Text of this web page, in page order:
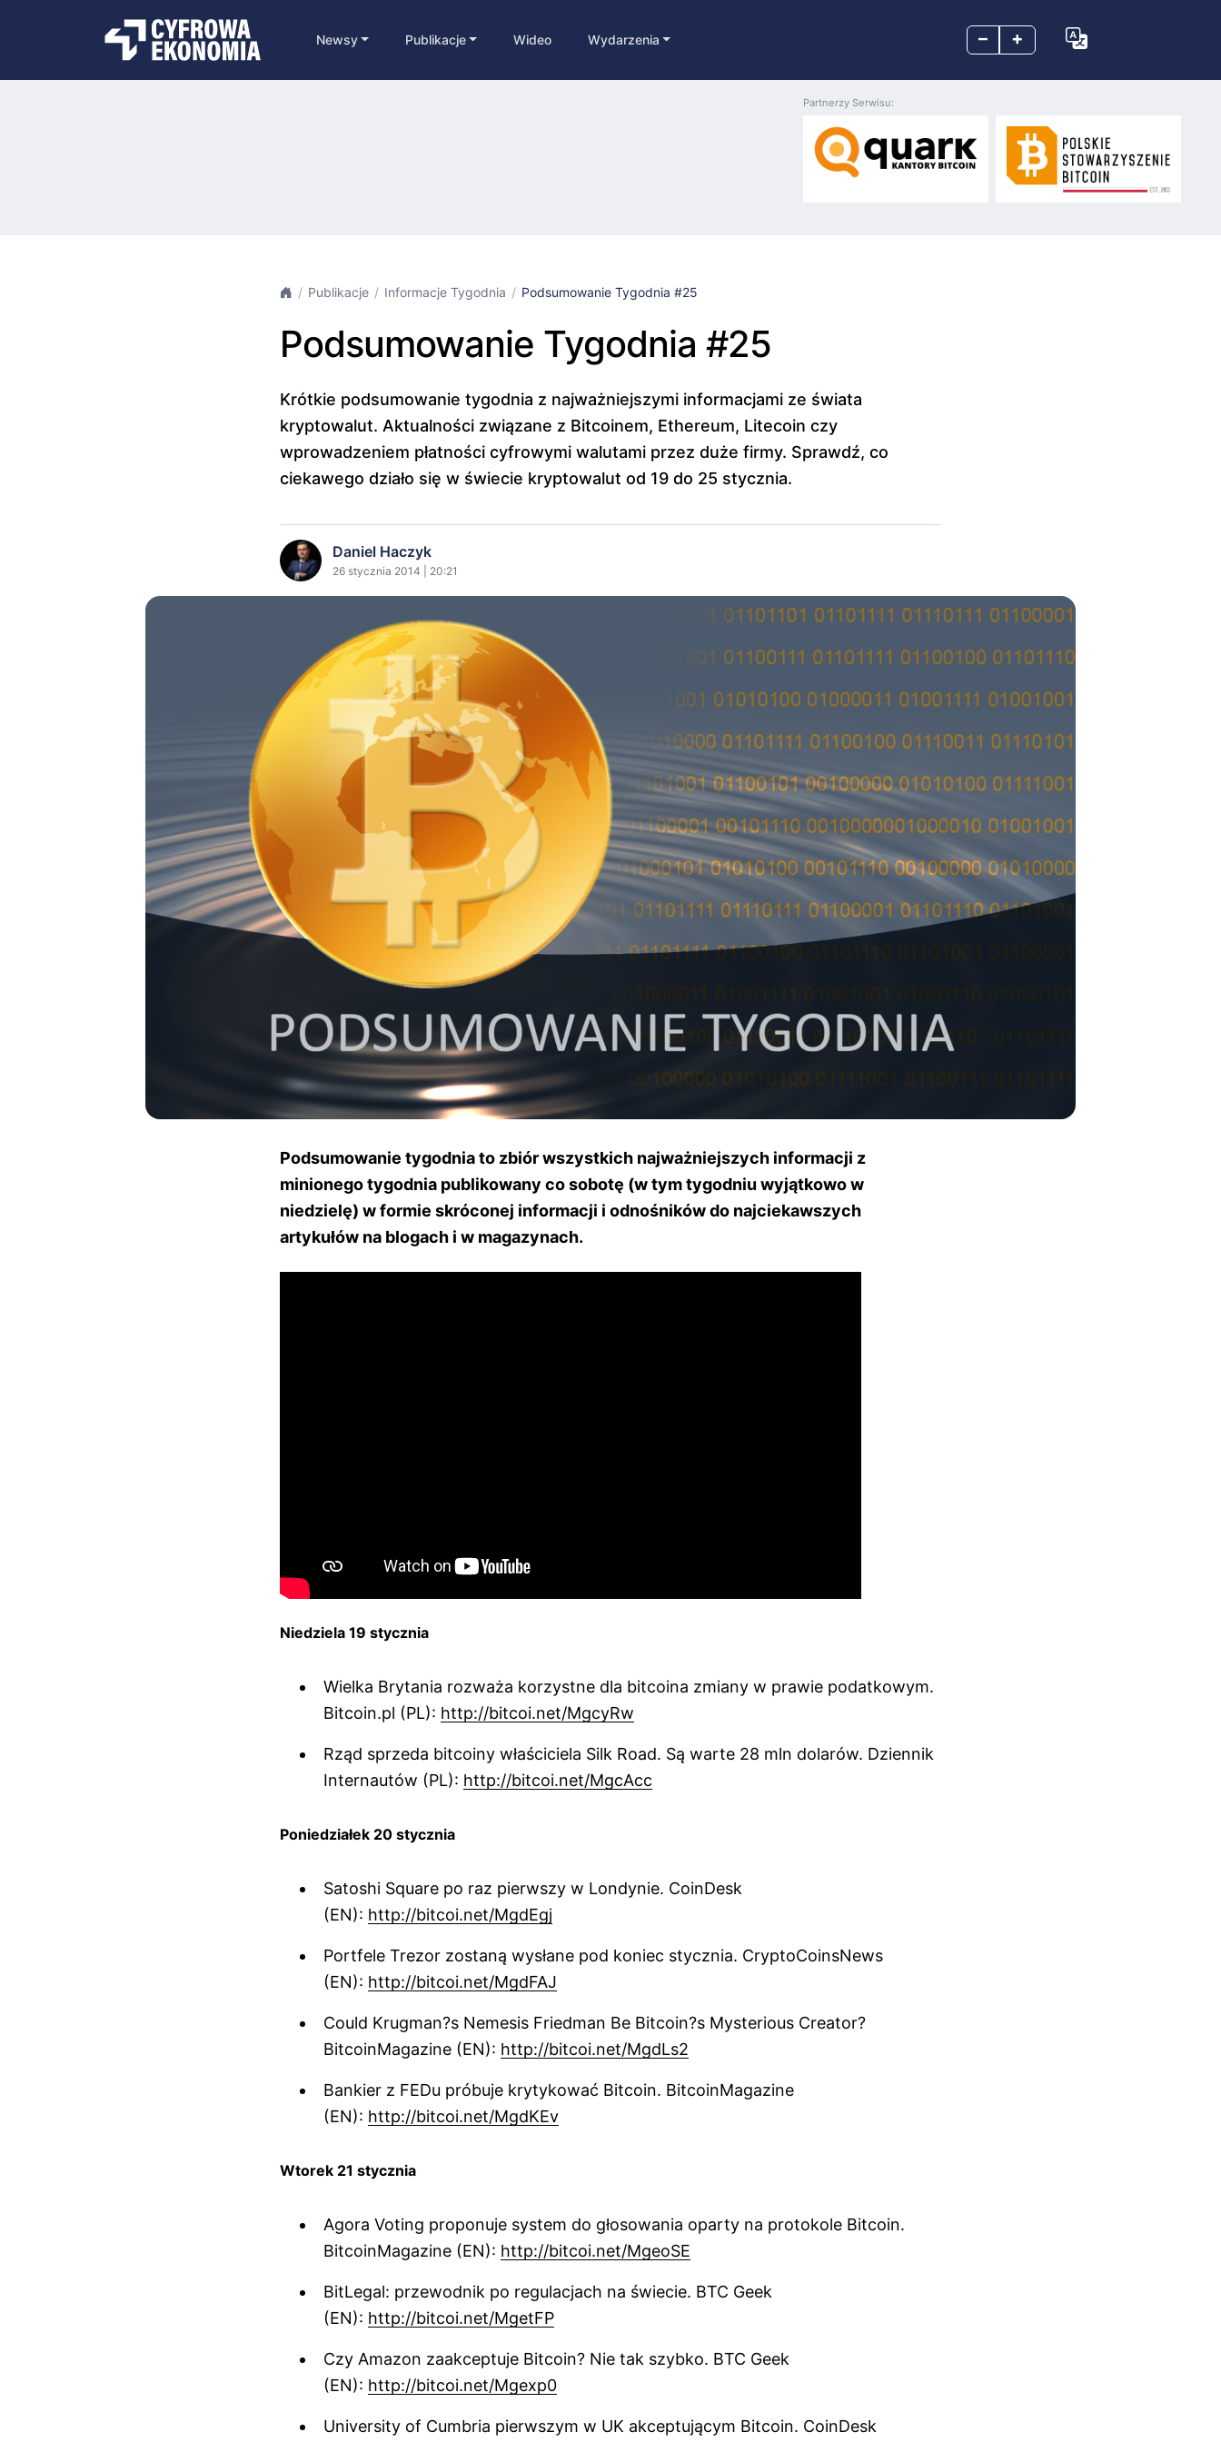
– +
Newsy Publikacje Wideo Wydarzenia
Partnerzy Serwisu:
Publikacje Informacje Tygodnia Podsumowanie Tygodnia #25
Podsumowanie Tygodnia #25
Krótkie podsumowanie tygodnia z najważniejszymi informacjami ze świata
kryptowalut. Aktualności związane z Bitcoinem, Ethereum, Litecoin czy
wprowadzeniem płatności cyfrowymi walutami przez duże firmy. Sprawdź, co
ciekawego działo się w świecie kryptowalut od 19 do 25 stycznia.
Daniel Haczyk
26 stycznia 2014 | 20:21
Podsumowanie tygodnia to zbiór wszystkich najważniejszych informacji z
minionego tygodnia publikowany co sobotę (w tym tygodniu wyjątkowo w
niedzielę) w formie skróconej informacji i odnośników do najciekawszych
artykułów na blogach i w magazynach.
Niedziela 19 stycznia
Wielka Brytania rozważa korzystne dla bitcoina zmiany w prawie podatkowym.
Bitcoin.pl (PL): http://bitcoi.net/MgcyRw
Rząd sprzeda bitcoiny właściciela Silk Road. Są warte 28 mln dolarów. Dziennik
Internautów (PL): http://bitcoi.net/MgcAcc
Poniedziałek 20 stycznia
Satoshi Square po raz pierwszy w Londynie. CoinDesk
(EN): http://bitcoi.net/MgdEgj
Portfele Trezor zostaną wysłane pod koniec stycznia. CryptoCoinsNews
(EN): http://bitcoi.net/MgdFAJ
Could Krugman?s Nemesis Friedman Be Bitcoin?s Mysterious Creator?
BitcoinMagazine (EN): http://bitcoi.net/MgdLs2
Bankier z FEDu próbuje krytykować Bitcoin. BitcoinMagazine
(EN): http://bitcoi.net/MgdKEv
Wtorek 21 stycznia
Agora Voting proponuje system do głosowania oparty na protokole Bitcoin.
BitcoinMagazine (EN): http://bitcoi.net/MgeoSE
BitLegal: przewodnik po regulacjach na świecie. BTC Geek
(EN): http://bitcoi.net/MgetFP
Czy Amazon zaakceptuje Bitcoin? Nie tak szybko. BTC Geek
(EN): http://bitcoi.net/Mgexp0
University of Cumbria pierwszym w UK akceptującym Bitcoin. CoinDesk